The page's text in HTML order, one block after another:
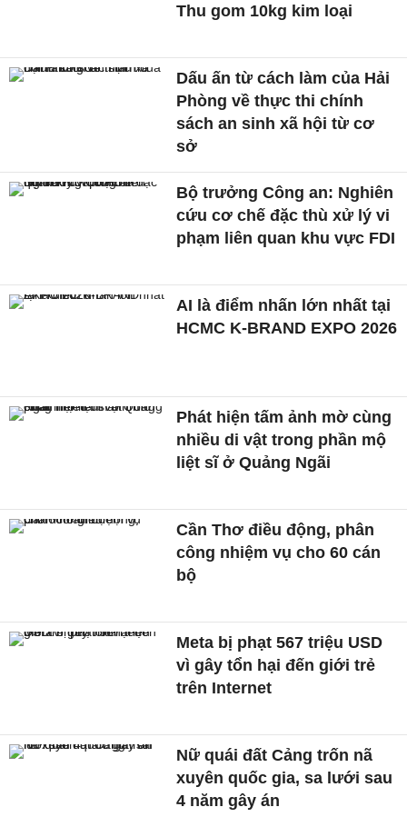
Thu gom 10kg kim loại
Dấu ấn từ cách làm của Hải
Phòng về thực thi chính
sách an sinh xã hội từ cơ
sở
Bộ trưởng Công an: Nghiên
cứu cơ chế đặc thù xử lý vi
phạm liên quan khu vực FDI
AI là điểm nhấn lớn nhất tại
HCMC K-BRAND EXPO 2026
Phát hiện tấm ảnh mờ cùng
nhiều di vật trong phần mộ
liệt sĩ ở Quảng Ngãi
Cần Thơ điều động, phân
công nhiệm vụ cho 60 cán
bộ
Meta bị phạt 567 triệu USD
vì gây tổn hại đến giới trẻ
trên Internet
Nữ quái đất Cảng trốn nã
xuyên quốc gia, sa lưới sau
4 năm gây án